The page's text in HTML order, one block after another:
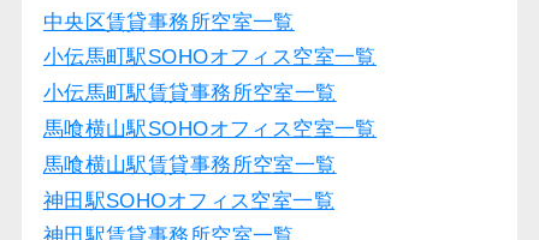
中央区賃貸事務所空室一覧
小伝馬町駅SOHOオフィス空室一覧
小伝馬町駅賃貸事務所空室一覧
馬喰横山駅SOHOオフィス空室一覧
馬喰横山駅賃貸事務所空室一覧
神田駅SOHOオフィス空室一覧